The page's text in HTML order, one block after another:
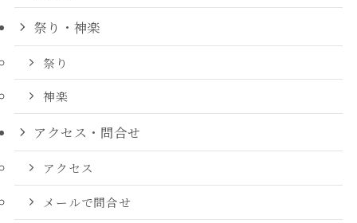
祭り・神楽
祭り
神楽
アクセス・問合せ
アクセス
メールで問合せ